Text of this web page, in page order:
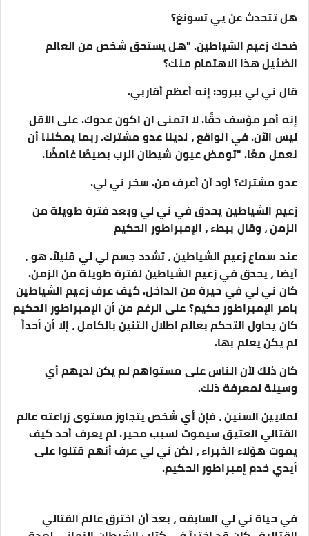
هل تتحدث عن يي تسونغ؟
ضحك زعيم الشياطين. "هل يستحق شخص من العالم
الضئيل هذا الاهتمام منك؟
قال ني لي ببرود: إنه أعظم أقاربي.
إنه أمر مؤسف حقًا. لا اتمنى ان اكون عدوك. على الأقل
ليس الآن. في الواقع ، لدينا عدو مشترك. ربما يمكننا أن
نعمل معًا. "تومض عيون شيطان الرب بصيصًا غامضًا.
عدو مشترك؟ أود أن أعرف من. سخر ني لي.
زعيم الشياطين يحدق في ني لي وبعد فترة طويلة من
الزمن ، وقال ببطء ، الإمبراطور الحكيم
عند سماع زعيم الشياطين ، تشدد جسم لي لي قليلاً. هو ،
أيضا ، يحدق في زعيم الشياطين لفترة طويلة من الزمن.
كان ني لي في حيرة من الداخل. كيف عرف زعيم الشياطين
بامر الإمبراطور حكيم؟ على الرغم من أن الإمبراطور الحكيم
كان يحاول التحكم بعالم اطلال التنين بالكامل ، إلا أن أحداً
لم يكن يعلم بها.
كان ذلك لأن الناس على مستواهم لم يكن لديهم أي
وسيلة لمعرفة ذلك.
لملايين السنين ، فإن أي شخص يتجاوز مستوى زراعته عالم
القتالي العتيق سيموت لسبب محير. لم يعرف أحد كيف
يموت هؤلاء الخبراء ، لكن ني لي عرف أنهم قتلوا على
أيدي خدم إمبراطور الحكيم.
في حياة ني لي السابقه ، بعد أن اخترق عالم القتالي